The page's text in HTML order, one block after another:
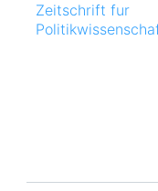
Zeitschrift fur